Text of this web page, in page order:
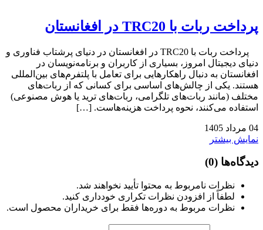
پرداخت ربات با TRC20 در افغانستان
پرداخت ربات با TRC20 در افغانستان در دنیای پرشتاب فناوری و
دنیای دیجیتال امروز، بسیاری از کاربران و برنامه‌نویسان در
افغانستان به دنبال راهکارهایی برای تعامل با پلتفرم‌های بین‌المللی
هستند. یکی از چالش‌های اساسی برای کسانی که از ربات‌های
مختلف (مانند ربات‌های تلگرامی، ربات‌های ترید یا هوش مصنوعی)
استفاده می‌کنند، نحوه پرداخت هزینه‌هاست. […]
04 مرداد 1405
نمایش بیشتر
دیدگاه‌ها (0)
نظرات نامربوط به محتوا تأیید نخواهند شد.
لطفاً از افزودن نظرات تکراری خودداری کنید.
نظرات مربوط به دوره‌ها فقط برای خریداران محصول است.